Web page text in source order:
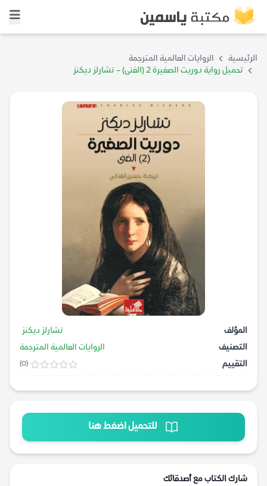
الرئيسية
الروايات العالمية المترجمة
تحميل رواية دوريت الصغيرة 2 (الغنى) – تشارلز ديكنز
المؤلف
تشارلز ديكنز
التصنيف
الروايات العالمية المترجمة
التقييم
(0)
للتحميل اضغط هنا
شارك الكتاب مع أصدقائك